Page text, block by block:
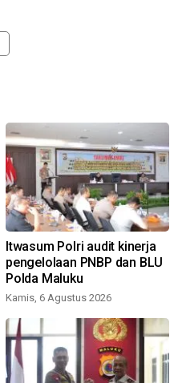
Itwasum Polri audit kinerja
pengelolaan PNBP dan BLU
Polda Maluku
Kamis, 6 Agustus 2026